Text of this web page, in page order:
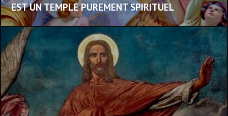
EST UN TEMPLE PUREMENT SPIRITUEL